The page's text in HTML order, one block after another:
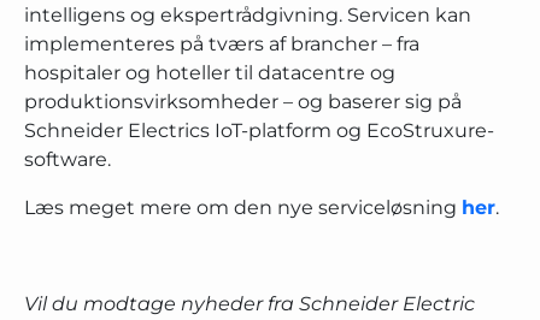
intelligens og ekspertrådgivning. Servicen kan
implementeres på tværs af brancher – fra
hospitaler og hoteller til datacentre og
produktionsvirksomheder – og baserer sig på
Schneider Electrics IoT-platform og EcoStruxure-
software.
Læs meget mere om den nye serviceløsning her.
Vil du modtage nyheder fra Schneider Electric